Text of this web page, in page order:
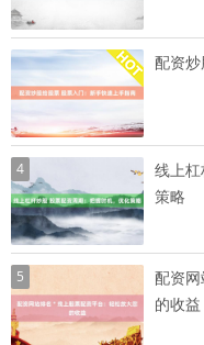
配资
4
线上
策略
5
配资
的收益